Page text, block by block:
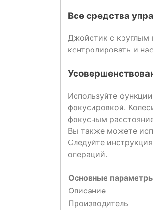
Все средства
Джойстик с круглым
контролировать и
Используйте
фокусировкой.
фокусным
Вы также можете
Следуйте
операций.
Основные
Описание
Производитель